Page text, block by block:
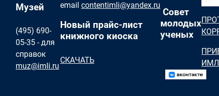
Музей
(495) 690-
05-35 - для
справок
muz@imli.ru
email contentimli@yandex.ru
Новый прайс-лист
книжного киоска
СКАЧАТЬ
Совет
молодых
ученых